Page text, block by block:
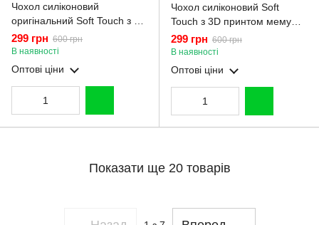
Чохол силіконовий
оригінальний Soft Touch з 3D
принтом кумедний тед
ведмідик для Xiaomi Redmi
Note 8 Pro молочний
(Повний захист камери)
299 грн 600 грн
В наявності
Оптові ціни
Чохол силіконовий Soft
Touch з 3D принтом мему
сібу для Xiaomi Redmi Note 8
Pro коричневий (Повний
захист камери)
299 грн 600 грн
В наявності
Оптові ціни
Показати ще 20 товарів